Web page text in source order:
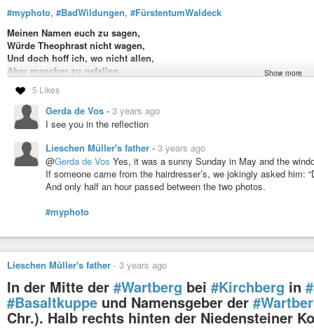
#myphoto, #BadWildungen, #FürstentumWaldeck
Meinen Namen euch zu sagen,
Würde Theophrast nicht wagen,
Und doch hoff ich, wo nicht allen,
Aber mancher zu gefallen,
Wenn sie mich ins Haar verflöchte,
Wenn sie sich entschließen könnte,
Mir am Herzen Platz vergönnte.
#FaustByGoethe
#FensterFreitag,#WindowFriday,#Radtour,#biking
Show more
5 Likes
Gerda de Vos - 3 years ago
I see you in the reflection
Lieschen Müller's father - 3 years ago
@Gerda de Vos Yes, it was a sunny Sunday in May and the
If someone came from the hairdresser’s, we jokingly asked him:
And only half an hour passed between the two photos.
#myphoto
Lieschen Müller's father - 3 years ago
In der Mitte der #Wartberg bei #Kirchberg in
#Basaltkuppe und Namensgeber der
Chr.). Halb rechts hinten der Niedensteiner